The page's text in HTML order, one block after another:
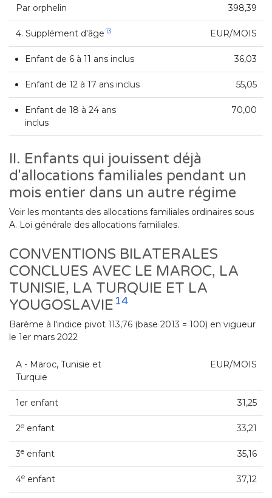
Par orphelin 398,39
4. Supplément d'âge 13 EUR/MOIS
Enfant de 6 à 11 ans inclus 36,03
Enfant de 12 à 17 ans inclus 55,05
Enfant de 18 à 24 ans
inclus
70,00
II. Enfants qui jouissent déjà
d'allocations familiales pendant un
mois entier dans un autre régime
Voir les montants des allocations familiales ordinaires sous
A. Loi générale des allocations familiales.
CONVENTIONS BILATERALES
CONCLUES AVEC LE MAROC, LA
TUNISIE, LA TURQUIE ET LA
YOUGOSLAVIE 14
Barème à l'indice pivot 113,76 (base 2013 = 100) en vigueur
le 1er mars 2022
A - Maroc, Tunisie et
Turquie
EUR/MOIS
1er enfant 31,25
2eenfant 33,21
3eenfant 35,16
4eenfant 37,12